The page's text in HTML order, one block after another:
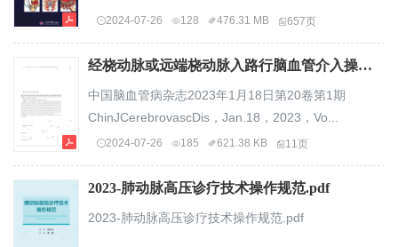
2024-07-26 128 476.31 MB 657页
经桡动脉或远端桡动脉入路行脑血管介入操作中国专家共识_刘锐_113008.pdf
中国脑血管病杂志2023年1月18日第20卷第1期
ChinJCerebrovascDis，Jan.18，2023，Vo...
2024-07-26 185 621.38 KB 11页
2023-肺动脉高压诊疗技术操作规范.pdf
2023-肺动脉高压诊疗技术操作规范.pdf